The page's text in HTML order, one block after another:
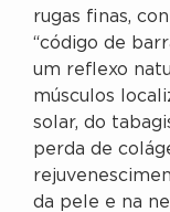
rugas finas,
“código de
um reflexo
músculos
solar, do
perda de
da pele e na